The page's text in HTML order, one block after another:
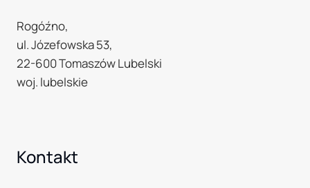
Rogóźno,
ul. Józefowska 53,
22-600 Tomaszów Lubelski
woj. lubelskie
Kontakt